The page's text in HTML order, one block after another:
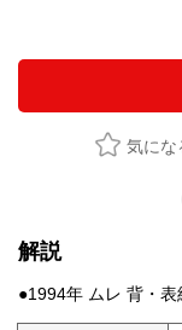
気にな
解説
●1994年 ムレ 背・表